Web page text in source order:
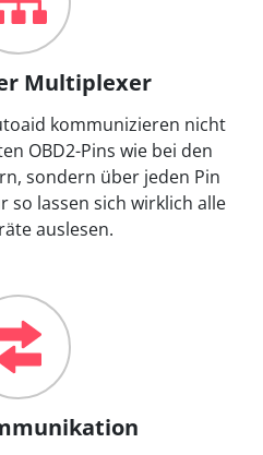
Multiplexer
kommunizieren nicht
OBD2-Pins wie bei den
sondern über jeden Pin
so lassen sich wirklich alle
auslesen.